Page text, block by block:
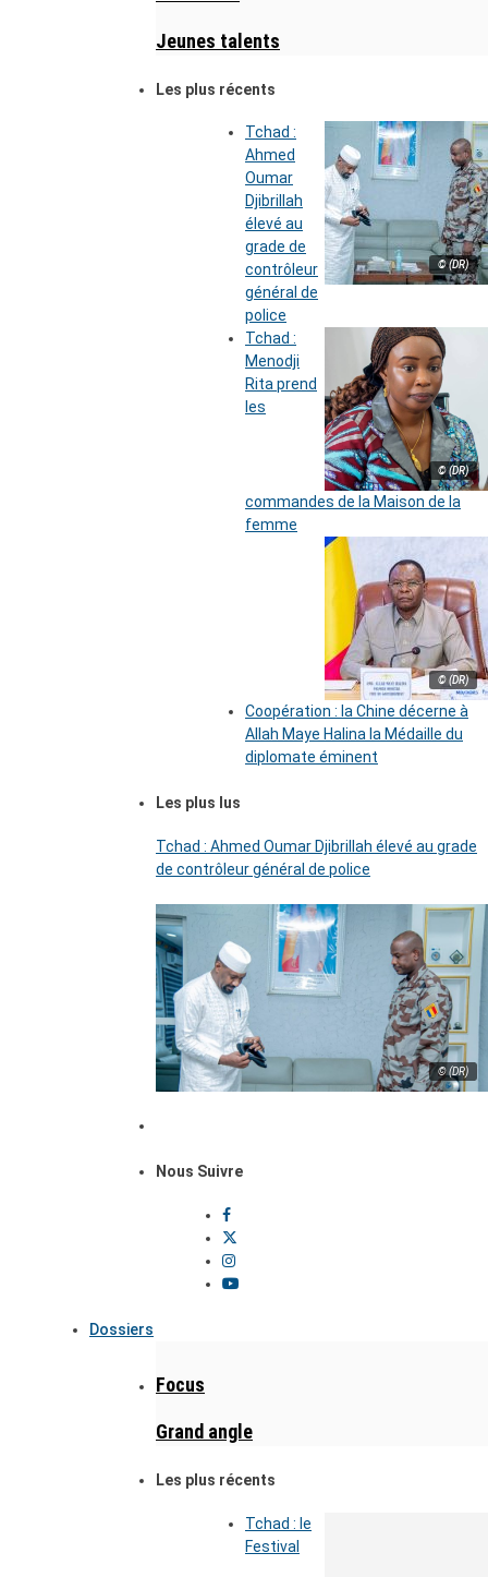
Jeunes talents
Les plus récents
© (DR)
Tchad :
Ahmed
Oumar
Djibrillah
élevé au
grade de
contrôleur
général de
police
© (DR)
Tchad :
Menodji
Rita prend
les
commandes de la Maison de la
femme
© (DR)
Coopération : la Chine décerne à
Allah Maye Halina la Médaille du
diplomate éminent
Les plus lus
Tchad : Ahmed Oumar Djibrillah élevé au grade
de contrôleur général de police
© (DR)
Nous Suivre
Dossiers
Focus
Grand angle
Les plus récents
Tchad : le
Festival